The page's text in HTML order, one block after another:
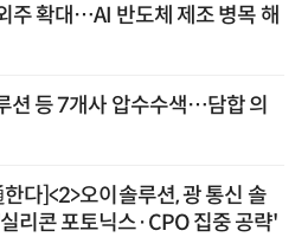
주 확대…AI 반도체 제조 병목 해
션 등 7개사 압수수색…담합 의
다]<2>오이솔루션, 광 통신 솔
리콘 포토닉스·CPO 집중 공략'